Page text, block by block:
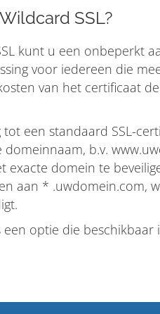
SSL?
kunt u een onbeperkt
voor iedereen die
van het certificaat
tot een standaard SSL-
domeinnaam, b.v.
exacte domein te
aan * .uwdomein.com,
een optie die beschikbaar